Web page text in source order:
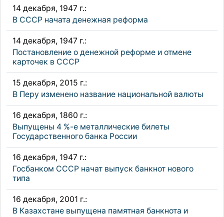
14 декабря, 1947 г.:
В СССР начата денежная реформа
14 декабря, 1947 г.:
Постановление о денежной реформе и отмене
карточек в СССР
15 декабря, 2015 г.:
В Перу изменено название национальной валюты
16 декабря, 1860 г.:
Выпущены 4 %-е металлические билеты
Государственного банка России
16 декабря, 1947 г.:
Госбанком СССР начат выпуск банкнот нового
типа
16 декабря, 2001 г.:
В Казахстане выпущена памятная банкнота и